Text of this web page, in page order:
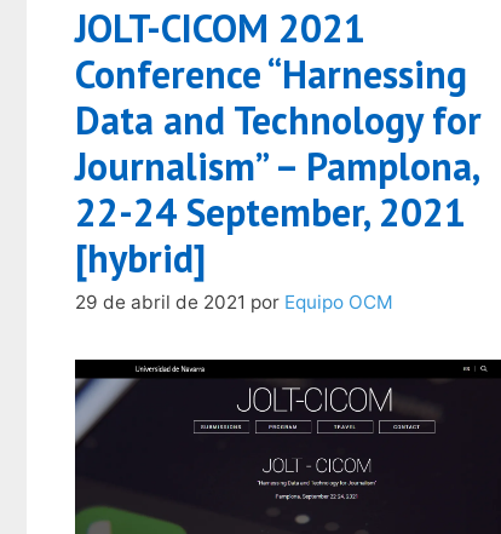
JOLT-CICOM 2021
Conference “Harnessing
Data and Technology for
Journalism” – Pamplona,
22-24 September, 2021
[hybrid]
29 de abril de 2021 por Equipo OCM